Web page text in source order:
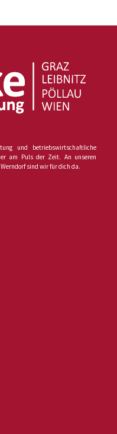
und betriebswirtschaftliche
am Puls der Zeit. An unseren
sind wir für dich da.